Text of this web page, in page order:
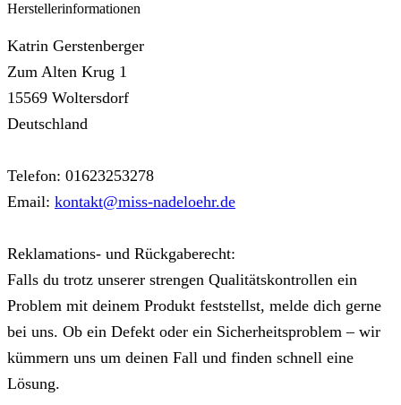
Herstellerinformationen
Katrin Gerstenberger
Zum Alten Krug 1
15569 Woltersdorf
Deutschland
Telefon: 01623253278
Email: kontakt@miss-nadeloehr.de
Reklamations- und Rückgaberecht:
Falls du trotz unserer strengen Qualitätskontrollen ein
Problem mit deinem Produkt feststellst, melde dich gerne
bei uns. Ob ein Defekt oder ein Sicherheitsproblem – wir
kümmern uns um deinen Fall und finden schnell eine
Lösung.